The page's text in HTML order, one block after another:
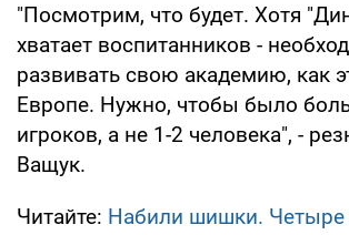
"Посмотрим, что будет. Хотя
хватает воспитанников -
развивать свою академию, как
Европе. Нужно, чтобы было
игроков, а не 1-2 человека", -
Ващук.
Читайте: Набили шишки. Четыре